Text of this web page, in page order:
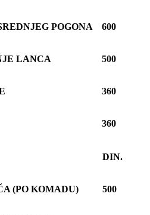
POGONA 600
LANCA 500
360
360
DIN.
A (PO KOMADU) 500